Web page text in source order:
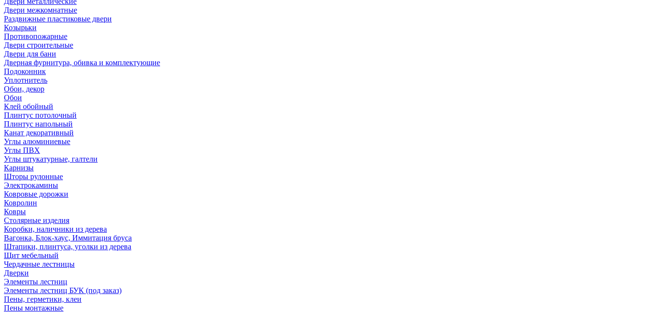
Двери межкомнатные
Раздвижные пластиковые двери
Козырьки
Противопожарные
Двери строительные
Двери для бани
Дверная фурнитура, обивка и комплектующие
Подоконник
Уплотнитель
Обои, декор
Обои
Клей обойный
Плинтус потолочный
Плинтус напольный
Канат декоративный
Углы алюминиевые
Углы ПВХ
Углы штукатурные, галтели
Карнизы
Шторы рулонные
Электрокамины
Ковровые дорожки
Ковролин
Ковры
Столярные изделия
Коробки, наличники из дерева
Вагонка, Блок-хаус, Иммитация бруса
Штапики, плинтуса, уголки из дерева
Щит мебельный
Чердачные лестницы
Дверки
Элементы лестниц
Элементы лестниц БУК (под заказ)
Пены, герметики, клеи
Пены монтажные